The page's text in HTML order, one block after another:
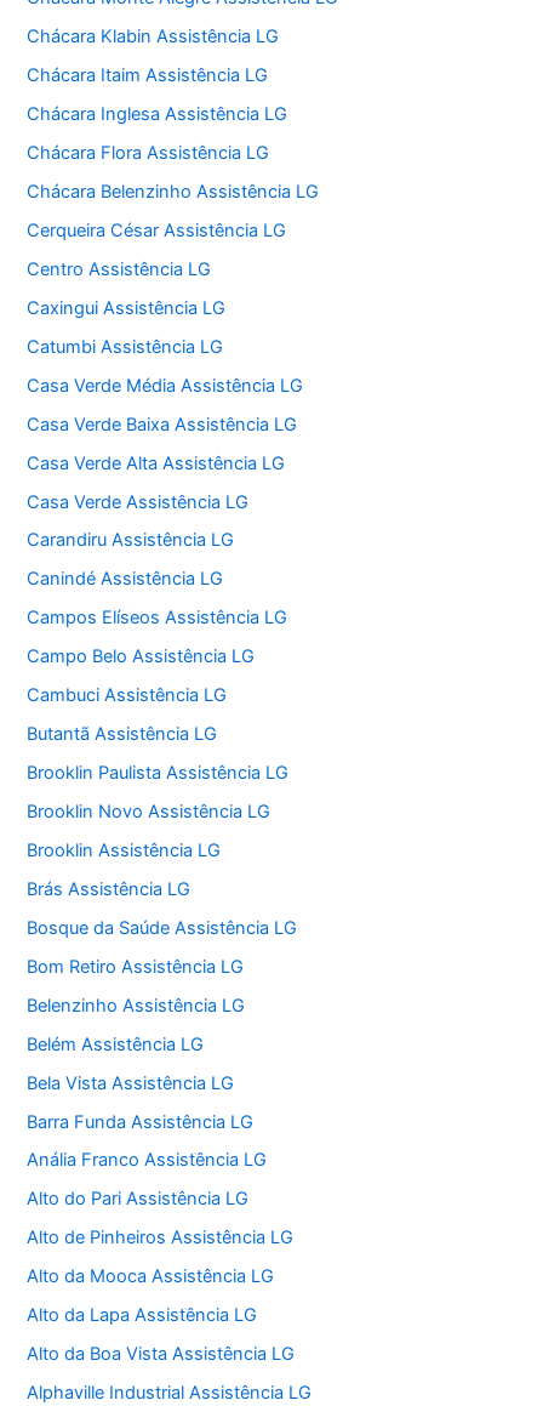
Chácara Klabin Assistência LG
Chácara Itaim Assistência LG
Chácara Inglesa Assistência LG
Chácara Flora Assistência LG
Chácara Belenzinho Assistência LG
Cerqueira César Assistência LG
Centro Assistência LG
Caxingui Assistência LG
Catumbi Assistência LG
Casa Verde Média Assistência LG
Casa Verde Baixa Assistência LG
Casa Verde Alta Assistência LG
Casa Verde Assistência LG
Carandiru Assistência LG
Canindé Assistência LG
Campos Elíseos Assistência LG
Campo Belo Assistência LG
Cambuci Assistência LG
Butantã Assistência LG
Brooklin Paulista Assistência LG
Brooklin Novo Assistência LG
Brooklin Assistência LG
Brás Assistência LG
Bosque da Saúde Assistência LG
Bom Retiro Assistência LG
Belenzinho Assistência LG
Belém Assistência LG
Bela Vista Assistência LG
Barra Funda Assistência LG
Anália Franco Assistência LG
Alto do Pari Assistência LG
Alto de Pinheiros Assistência LG
Alto da Mooca Assistência LG
Alto da Lapa Assistência LG
Alto da Boa Vista Assistência LG
Alphaville Industrial Assistência LG